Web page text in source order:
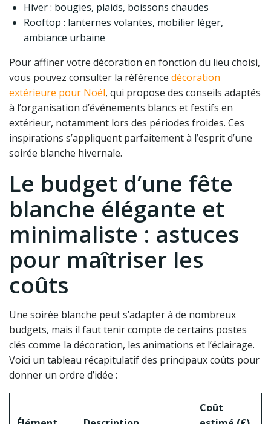
Hiver : bougies, plaids, boissons chaudes
Rooftop : lanternes volantes, mobilier léger,
ambiance urbaine
Pour affiner votre décoration en fonction du lieu choisi,
vous pouvez consulter la référence décoration
extérieure pour Noël, qui propose des conseils adaptés
à l’organisation d’événements blancs et festifs en
extérieur, notamment lors des périodes froides. Ces
inspirations s’appliquent parfaitement à l’esprit d’une
soirée blanche hivernale.
Le budget d’une fête
blanche élégante et
minimaliste : astuces
pour maîtriser les
coûts
Une soirée blanche peut s’adapter à de nombreux
budgets, mais il faut tenir compte de certains postes
clés comme la décoration, les animations et l’éclairage.
Voici un tableau récapitulatif des principaux coûts pour
donner un ordre d’idée :
Coût